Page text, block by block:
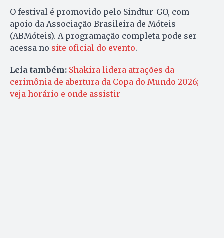
O festival é promovido pelo Sindtur-GO, com
apoio da Associação Brasileira de Móteis
(ABMóteis). A programação completa pode ser
acessa no site oficial do evento.
Leia também: Shakira lidera atrações da
cerimônia de abertura da Copa do Mundo 2026;
veja horário e onde assistir